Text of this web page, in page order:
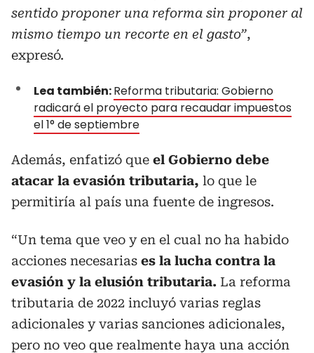
sentido proponer una reforma sin proponer al
mismo tiempo un recorte en el gasto”,
expresó.
Lea también:Reforma tributaria: Gobierno
radicará el proyecto para recaudar impuestos
el 1° de septiembre
Además, enfatizó que el Gobierno debe
atacar la evasión tributaria, lo que le
permitiría al país una fuente de ingresos.
“Un tema que veo y en el cual no ha habido
acciones necesarias es la lucha contra la
evasión y la elusión tributaria. La reforma
tributaria de 2022 incluyó varias reglas
adicionales y varias sanciones adicionales,
pero no veo que realmente haya una acción